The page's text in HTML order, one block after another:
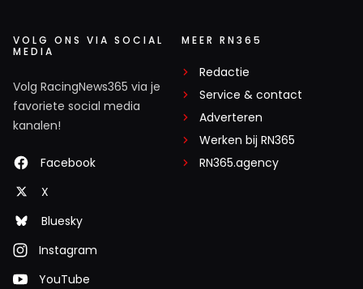
VOLG ONS VIA SOCIAL
MEDIA
Volg RacingNews365 via je
favoriete social media
kanalen!
Facebook
X
Bluesky
Instagram
YouTube
MEER RN365
Redactie
Service & contact
Adverteren
Werken bij RN365
RN365.agency